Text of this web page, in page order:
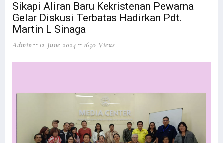
Sikapi Aliran Baru Kekristenan Pewarna
Gelar Diskusi Terbatas Hadirkan Pdt.
Martin L Sinaga
Admin 12 June 2024 1650 Views